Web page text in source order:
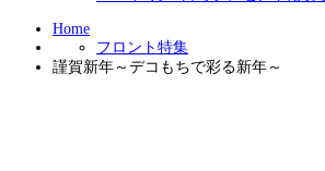
Home
フロント特集
謹賀新年～デコもちで彩る新年～